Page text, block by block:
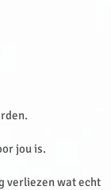
jou is.
verliezen wat echt